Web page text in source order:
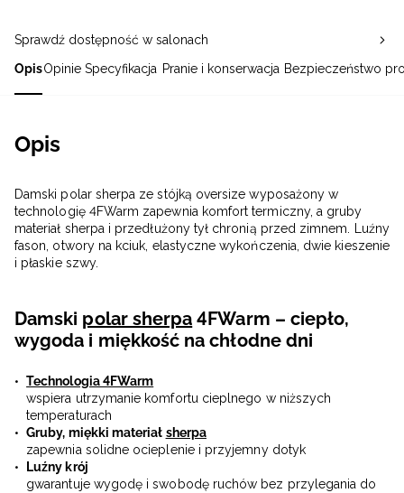
OpisOpinie Specyfikacja Pranie i konserwacja Bezpieczeństwo
Opis
Damski polar sherpa ze stójką oversize wyposażony w
technologię 4FWarm zapewnia komfort termiczny, a gruby
materiał sherpa i przedłużony tył chronią przed zimnem. Luźny
fason, otwory na kciuk, elastyczne wykończenia, dwie kieszenie
i płaskie szwy.
Damski polar sherpa 4FWarm – ciepło,
wygoda i miękkość na chłodne dni
Technologia 4FWarm
wspiera utrzymanie komfortu cieplnego w niższych
temperaturach
Gruby, miękki materiał sherpa
zapewnia solidne ocieplenie i przyjemny dotyk
Luźny krój
gwarantuje wygodę i swobodę ruchów bez przylegania do
Sprawdź dostępność w salonach